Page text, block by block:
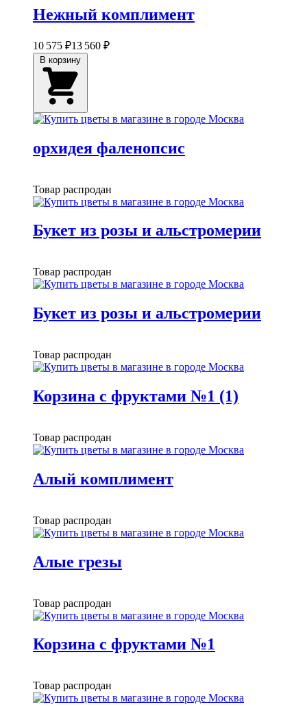
Нежный комплимент
10 575 ₽13 560 ₽
орхидея фаленопсис
Товар распродан
Букет из розы и альстромерии
Товар распродан
Букет из розы и альстромерии
Товар распродан
Корзина с фруктами №1 (1)
Товар распродан
Алый комплимент
Товар распродан
Алые грезы
Товар распродан
Корзина с фруктами №1
Товар распродан